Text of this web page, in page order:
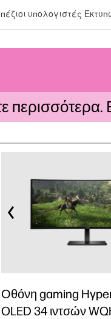
υπολογιστές
περισσότερα.
Οθόνη gaming
OLED 34 ιντσών